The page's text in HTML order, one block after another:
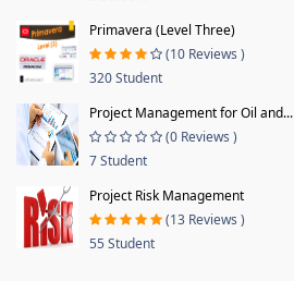
Primavera (Level Three)
(10 Reviews )
320 Student
Project Management for Oil and...
(0 Reviews )
7 Student
Project Risk Management
(13 Reviews )
55 Student